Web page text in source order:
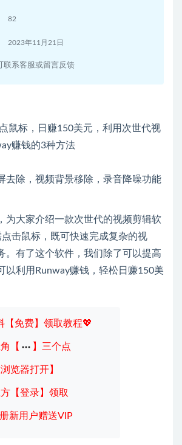
82
2023年11月21日
联系客服或留言反馈
去除，视频背景移除，录音降噪功能
为大家介绍一款次世代的视频剪辑软
击鼠标，既可快速完成复杂的视
。有了这个软件，我们除了可以提高
以利用Runway赚钱，轻松日赚150美
【免费】领取教程💖
【 】三个点
览器打开】
方【登录】领取
新用户赠送VIP